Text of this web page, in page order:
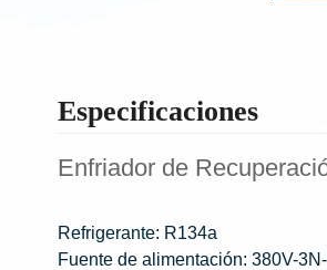
Especificaciones
Enfriador de
Refrigerante: R134a
Fuente de alimentación: 380V-